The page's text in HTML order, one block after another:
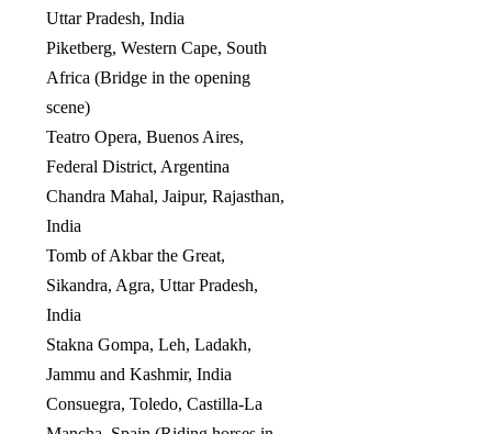
Uttar Pradesh, India
Piketberg, Western Cape, South
Africa (Bridge in the opening
scene)
Teatro Opera, Buenos Aires,
Federal District, Argentina
Chandra Mahal, Jaipur, Rajasthan,
India
Tomb of Akbar the Great,
Sikandra, Agra, Uttar Pradesh,
India
Stakna Gompa, Leh, Ladakh,
Jammu and Kashmir, India
Consuegra, Toledo, Castilla-La